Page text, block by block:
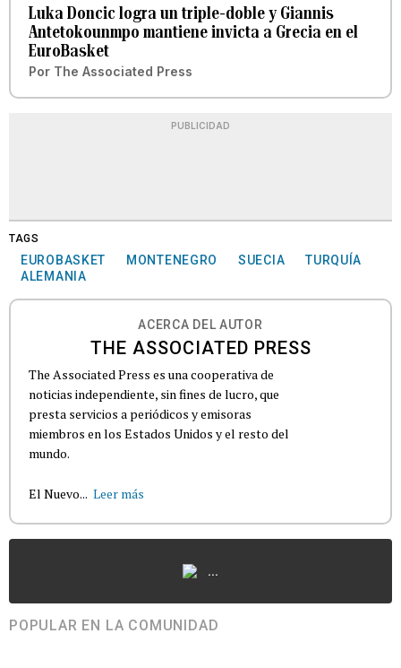
Luka Doncic logra un triple-doble y Giannis
Antetokounmpo mantiene invicta a Grecia en el
EuroBasket
Por The Associated Press
PUBLICIDAD
TAGS
EUROBASKET MONTENEGRO SUECIA
TURQUÍA
ALEMANIA
ACERCA DEL AUTOR
THE ASSOCIATED PRESS
The Associated Press es una cooperativa de
noticias independiente, sin fines de lucro, que
presta servicios a periódicos y emisoras
miembros en los Estados Unidos y el resto del
mundo.
El Nuevo... Leer más
...
POPULAR EN LA COMUNIDAD